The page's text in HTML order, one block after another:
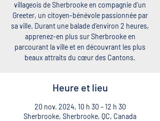
villageois de Sherbrooke en compagnie d’un
Greeter, un citoyen-bénévole passionnée par
sa ville. Durant une balade d’environ 2 heures,
apprenez-en plus sur Sherbrooke en
parcourant la ville et en découvrant les plus
beaux attraits du cœur des Cantons.
Heure et lieu
20 nov. 2024, 10 h 30 – 12 h 30
Sherbrooke, Sherbrooke, QC, Canada